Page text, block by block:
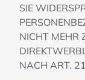
SIE
NICHT MEHR
NACH ART.